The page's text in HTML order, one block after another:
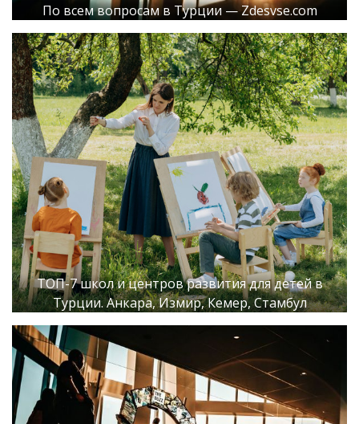
По всем вопросам в Турции — Zdesvse.com
ТОП-7 школ и центров развития для детей в
Турции. Анкара, Измир, Кемер, Стамбул